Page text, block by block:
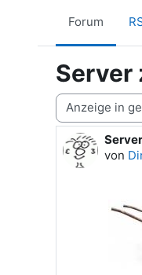
Forum
Server
Anzeigemodus
von